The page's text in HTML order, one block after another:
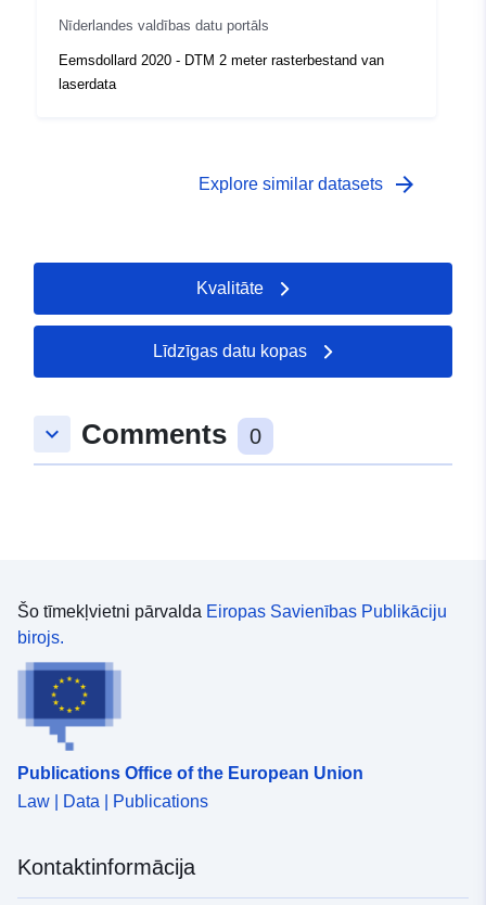
Nīderlandes valdības datu portāls
Eemsdollard 2020 - DTM 2 meter rasterbestand van
laserdata
Explore similar datasets arrow_forward
Kvalitāte
Līdzīgas datu kopas
keyboard_arrow_down Comments 0
Šo tīmekļvietni pārvalda Eiropas Savienības Publikāciju
birojs.
Publications Office of the European Union
Law | Data | Publications
Kontaktinformācija